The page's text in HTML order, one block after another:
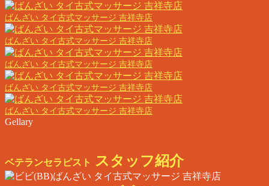
ばんざい タイ古式マッサージ 吉祥寺店
ばんざい タイ古式マッサージ 吉祥寺店
ばんざい タイ古式マッサージ 吉祥寺店
ばんざい タイ古式マッサージ 吉祥寺店
ばんざい タイ古式マッサージ 吉祥寺店
Gellary
ベテランセラピスト スタッフ紹介